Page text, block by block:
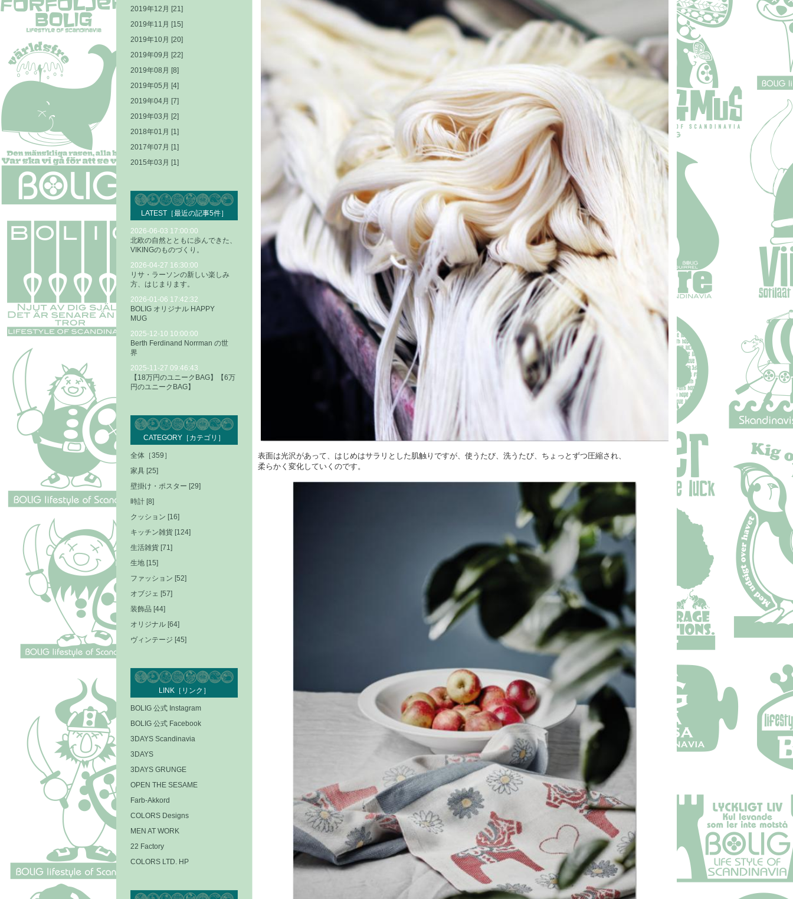
表面は光沢があって、はじめはサラリとした肌触りですが、 使うたび、洗うたび、ちょっとずつ圧縮され、
柔らかく変化していくのです。
2019年12月 [21]
2019年11月 [15]
2019年10月 [20]
2019年09月 [22]
2019年08月 [8]
2019年05月 [4]
2019年04月 [7]
2019年03月 [2]
2018年01月 [1]
2017年07月 [1]
2015年03月 [1]
LATEST［最近の記事5件］
2026-06-03 17:00:00
北欧の自然とともに歩んできた、
VIKINGのものづくり。
2026-04-27 16:30:00
リサ・ラーソンの新しい楽しみ
方、はじまります。
2026-01-06 17:42:32
BOLIG オリジナル HAPPY
MUG
2025-12-10 10:00:00
Berth Ferdinand Norrman の世
界
2025-11-27 09:46:43
【18万円のユニークBAG】【6万
円のユニークBAG】
CATEGORY［カテゴリ］
全体［359］
家具 [25]
壁掛け・ポスター [29]
時計 [8]
クッション [16]
キッチン雑貨 [124]
生活雑貨 [71]
生地 [15]
ファッション [52]
オブジェ [57]
装飾品 [44]
オリジナル [64]
ヴィンテージ [45]
LINK［リンク］
BOLIG 公式 Instagram
BOLIG 公式 Facebook
3DAYS Scandinavia
3DAYS
3DAYS GRUNGE
OPEN THE SESAME
Farb-Akkord
COLORS Designs
MEN AT WORK
22 Factory
COLORS LTD. HP